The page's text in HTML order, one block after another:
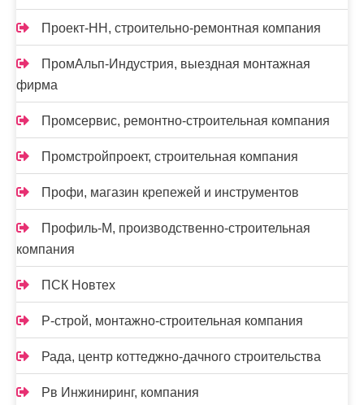
Проект-НН, строительно-ремонтная компания
ПромАльп-Индустрия, выездная монтажная
фирма
Промсервис, ремонтно-строительная компания
Промстройпроект, строительная компания
Профи, магазин крепежей и инструментов
Профиль-М, производственно-строительная
компания
ПСК Новтех
Р-строй, монтажно-строительная компания
Рада, центр коттеджно-дачного строительства
Рв Инжиниринг, компания